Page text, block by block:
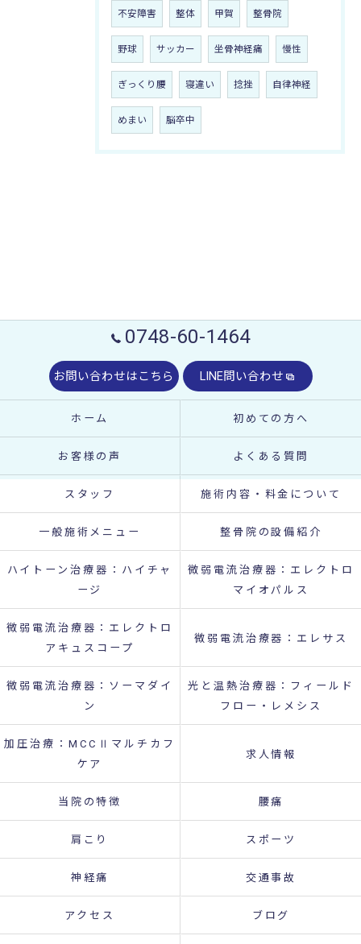
不安障害 整体 甲賀 整骨院
野球 サッカー 坐骨神経痛 慢性
ぎっくり腰 寝違い 捻挫 自律神経
めまい 脳卒中
0748-60-1464
お問い合わせはこちら LINE問い合わせ
ホーム 初めての方へ
お客様の声 よくある質問
スタッフ 施術内容・料金について
一般施術メニュー 整骨院の設備紹介
ハイトーン治療器：ハイチャ
ージ
微弱電流治療器：エレクトロ
マイオパルス
微弱電流治療器：エレクトロ
アキュスコープ
微弱電流治療器：エレサス
微弱電流治療器：ソーマダイ
ン
光と温熱治療器：フィールド
フロー・レメシス
加圧治療：MCCⅡマルチカフ
ケア
求人情報
当院の特徴 腰痛
肩こり スポーツ
神経痛 交通事故
アクセス ブログ